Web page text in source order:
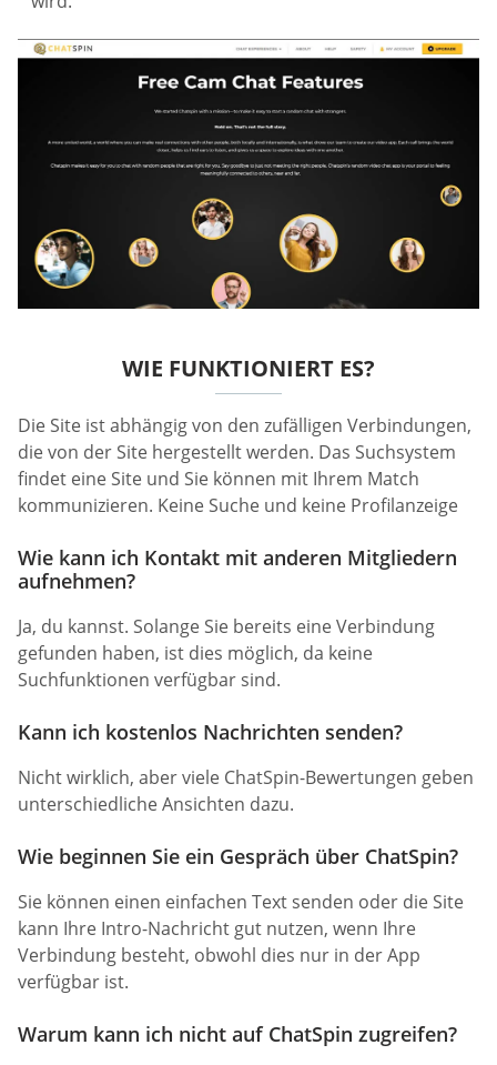
WIE FUNKTIONIERT ES?
Die Site ist abhängig von den zufälligen Verbindungen,
die von der Site hergestellt werden. Das Suchsystem
findet eine Site und Sie können mit Ihrem Match
kommunizieren. Keine Suche und keine Profilanzeige
Wie kann ich Kontakt mit anderen Mitgliedern
aufnehmen?
Ja, du kannst. Solange Sie bereits eine Verbindung
gefunden haben, ist dies möglich, da keine
Suchfunktionen verfügbar sind.
Kann ich kostenlos Nachrichten senden?
Nicht wirklich, aber viele ChatSpin-Bewertungen geben
unterschiedliche Ansichten dazu.
Wie beginnen Sie ein Gespräch über ChatSpin?
Sie können einen einfachen Text senden oder die Site
kann Ihre Intro-Nachricht gut nutzen, wenn Ihre
Verbindung besteht, obwohl dies nur in der App
verfügbar ist.
Warum kann ich nicht auf ChatSpin zugreifen?